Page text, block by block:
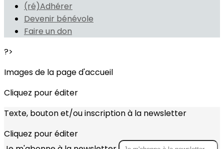
(ré)Adhérer
Devenir bénévole
Faire un don
?>
Images de la page d'accueil
Cliquez pour éditer
Texte, bouton et/ou inscription à la newsletter
Cliquez pour éditer